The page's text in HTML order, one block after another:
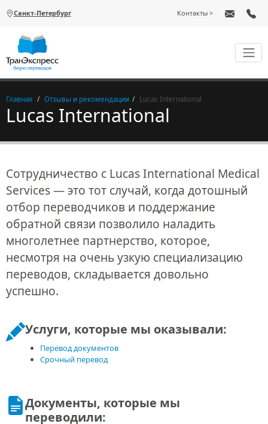
Санкт-Петербург Контакты
Главная Отзывы и рекомендации Lucas International
Lucas International
Сотрудничество с Lucas International Medical
Services — это тот случай, когда дотошный
отбор переводчиков и поддержание
обратной связи позволило наладить
многолетнее партнерство, которое,
несмотря на очень узкую специализацию
переводов, складывается довольно
успешно.
Услуги, которые мы оказывали:
Перевод документов
Срочный перевод
Документы, которые мы
переводили: